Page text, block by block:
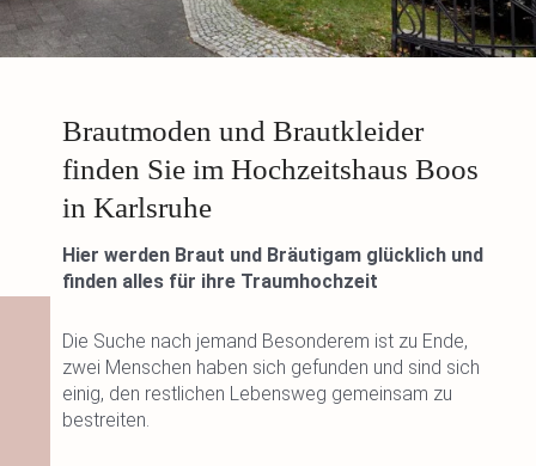
Brautmoden und Brautkleider
finden Sie im Hochzeitshaus Boos
in Karlsruhe
Hier werden Braut und Bräutigam glücklich und
finden alles für ihre Traumhochzeit
Die Suche nach jemand Besonderem ist zu Ende,
zwei Menschen haben sich gefunden und sind sich
einig, den restlichen Lebensweg gemeinsam zu
bestreiten.